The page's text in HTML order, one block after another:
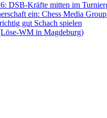
DSB-Kräfte mitten im
ein: Chess Media
gut Schach spielen
WM in Magdeburg)